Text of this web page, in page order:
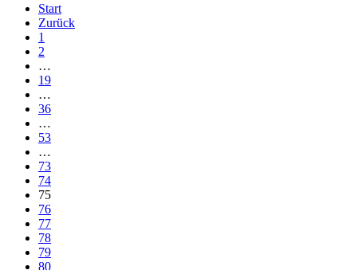
Start
Zurück
1
2
…
19
…
36
…
53
…
73
74
75
76
77
78
79
80